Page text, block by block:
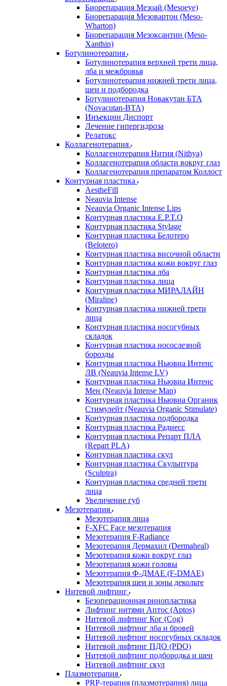
Биорепарация Мезоай (Mesoeye)
Биорепарация Мезовартон (Meso-
Wharton)
Биорепарация Мезоксантин (Meso-
Xanthin)
Ботулинотерапия
Ботулинотерапия верхней трети лица,
лба и межбровья
Ботулинотерапия нижней трети лица,
шеи и подбородка
Ботулинотерапия Новакутан БТА
(Novacutan-BTA)
Инъекции Диспорт
Лечение гипергидроза
Релатокс
Коллагенотерапия
Коллагенотерапия Нития (Nithya)
Коллагенотерапия области вокруг глаз
Коллагенотерапия препаратом Коллост
Контурная пластика
AestheFill
Neauvia Intense
Neauvia Organic Intense Lips
Контурная пластика E.P.T.Q
Контурная пластика Stylage
Контурная пластика Белотеро
(Belotero)
Контурная пластика височной области
Контурная пластика кожи вокруг глаз
Контурная пластика лба
Контурная пластика лица
Контурная пластика МИРАЛАЙН
(Miraline)
Контурная пластика нижней трети
лица
Контурная пластика носогубных
складок
Контурная пластика носослезной
борозды
Контурная пластика Ньювиа Интенс
ЛВ (Neauvia Intense LV)
Контурная пластика Ньювиа Интенс
Мен (Neauvia Intense Man)
Контурная пластика Ньювиа Органик
Стимулейт (Neauvia Organic Stimulate)
Контурная пластика подбородка
Контурная пластика Радиесс
Контурная пластика Репарт ПЛА
(Repart PLA)
Контурная пластика скул
Контурная пластика Скульптура
(Sculptra)
Контурная пластика средней трети
лица
Увеличение губ
Мезотерапия
Мезотерапия лица
F-XFC Face мезотерапия
Мезотерапия F-Radiance
Мезотерапия Дермахил (Dermaheal)
Мезотерапия кожи вокруг глаз
Мезотерапия кожи головы
Мезотерапия Ф-ДМАЕ (F-DMAE)
Мезотерапия шеи и зоны декольте
Нитевой лифтинг
Безоперационная ринопластика
Лифтинг нитями Аптос (Aptos)
Нитевой лифтинг Ког (Cog)
Нитевой лифтинг лба и бровей
Нитевой лифтинг носогубных складок
Нитевой лифтинг ПДО (PDO)
Нитевой лифтинг подбородка и шеи
Нитевой лифтинг скул
Плазмотерапия
PRP-терапия (плазмотерапия) лица